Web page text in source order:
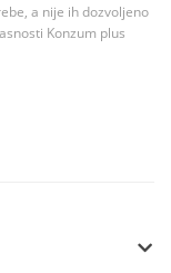
a nije ih dozvoljeno
Konzum plus